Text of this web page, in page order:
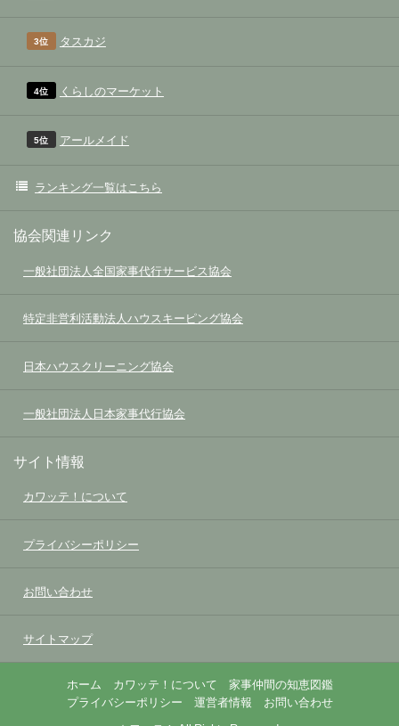
3位 タスカジ
4位 くらしのマーケット
5位 アールメイド
ランキング一覧はこちら
協会関連リンク
一般社団法人全国家事代行サービス協会
特定非営利活動法人ハウスキーピング協会
日本ハウスクリーニング協会
一般社団法人日本家事代行協会
サイト情報
カワッテ！について
プライバシーポリシー
お問い合わせ
サイトマップ
ホーム カワッテ！について
家事仲間の知恵図鑑
プライバシーポリシー
運営者情報 お問い合わせ